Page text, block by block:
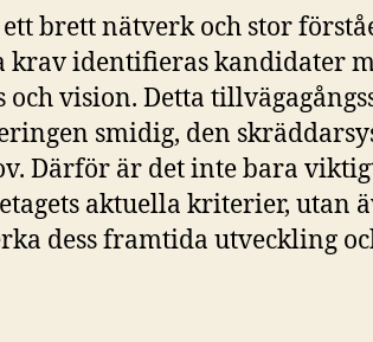
brett nätverk och stor
krav identifieras kandidater
vision. Detta
smidig, den
Därför är det inte bara
aktuella kriterier, utan
dess framtida utveckling